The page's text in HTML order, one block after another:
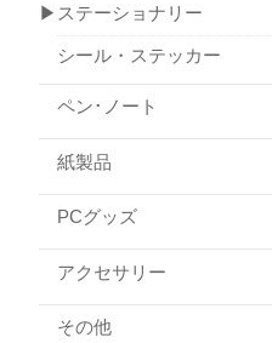
▶ステーショナリー
シール・ステッカー
ペン･ノート
紙製品
PCグッズ
アクセサリー
その他